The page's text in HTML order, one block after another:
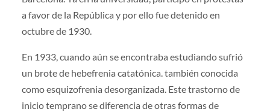
a favor de la República y por ello fue detenido en
octubre de 1930.
En 1933, cuando aún se encontraba estudiando sufrió
un brote de hebefrenia catatónica. también conocida
como esquizofrenia desorganizada. Este trastorno de
inicio temprano se diferencia de otras formas de